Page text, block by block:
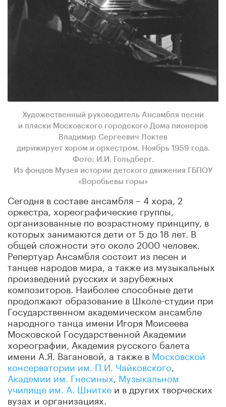
Художественный руководитель Ансамбля песни
и пляски Московского городского Дома пионеров
Владимир Сергеевич Локтев
дирижирует хором и оркестром. Ноябрь 1959 года.
Фото: И.И. Гольдберг.
Из фондов Музея истории детского движения ГБПОУ
«Воробьевы горы»
Сегодня в составе ансамбля – 4 хора, 2
оркестра, хореографические группы,
организованные по возрастному принципу, в
которых занимаются дети от 5 до 18 лет. В
общей сложности это около 2000 человек.
Репертуар Ансамбля состоит из песен и
танцев народов мира, а также из музыкальных
произведений русских и зарубежных
композиторов. Наиболее способные дети
продолжают образование в Школе-студии при
Государственном академическом ансамбле
народного танца имени Игоря Моисеева
Московской Государственной Академии
хореографии, Академия русского балета
имени А.Я. Вагановой, а также в Московской
консерватории им. П.И. Чайковского
Академии им. Гнесиных Музыкальном
училище им. А. Шнитке и в других творческих
вузах и организациях.